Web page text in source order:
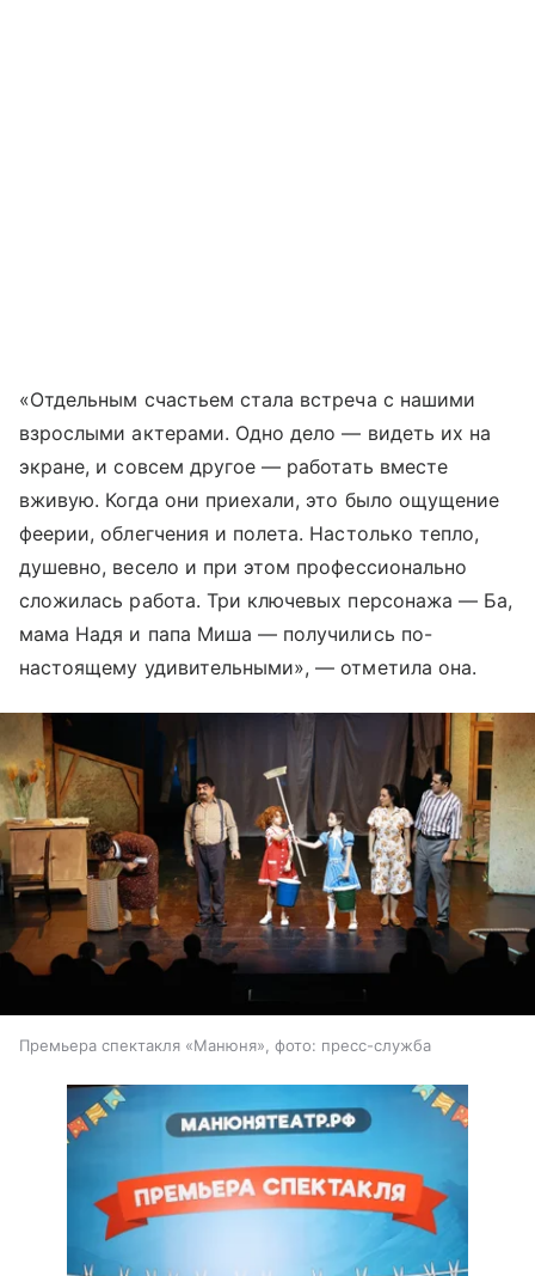
«Отдельным счастьем стала встреча с нашими
взрослыми актерами. Одно дело — видеть их на
экране, и совсем другое — работать вместе
вживую. Когда они приехали, это было ощущение
феерии, облегчения и полета. Настолько тепло,
душевно, весело и при этом профессионально
сложилась работа. Три ключевых персонажа — Ба,
мама Надя и папа Миша — получились по-
настоящему удивительными», — отметила она.
Премьера спектакля «Манюня», фото: пресс-служба